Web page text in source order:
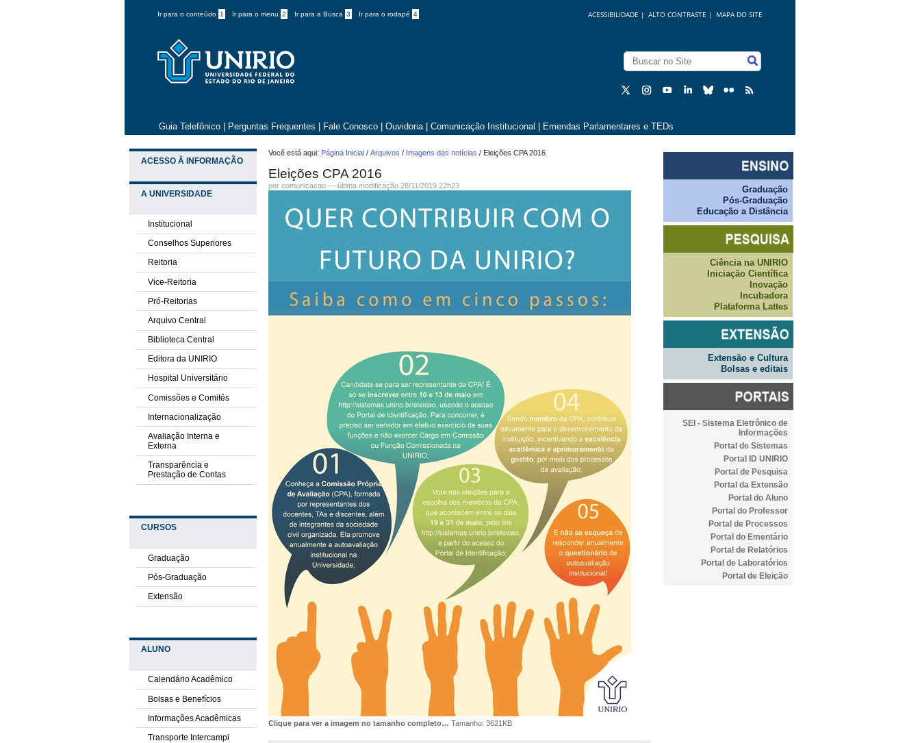
Ir para o conteúdo 1 Ir para o menu 2 Ir para a Busca 3 Ir para o rodapé 4 MAPA DO SITE
ALTO CONTRASTE |
ACESSIBILIDADE |
Guia Telefônico Perguntas Frequentes Fale Conosco Ouvidoria Comunicação Institucional Emendas Parlamentares e TEDs
ACESSO À INFORMAÇÃO
A UNIVERSIDADE
Institucional
Conselhos Superiores
Reitoria
Vice-Reitoria
Pró-Reitorias
Arquivo Central
Biblioteca Central
Editora da UNIRIO
Hospital Universitário
Comissões e Comitês
Internacionalização
Avaliação Interna e
Externa
Transparência e
Prestação de Contas
CURSOS
Graduação
Pós-Graduação
Extensão
ALUNO
Calendário Acadêmico
Bolsas e Benefícios
Informações Acadêmicas
Transporte Intercampi
Você está aqui: Página Inicial /Arquivos / Imagens das notícias / Eleições CPA 2016
Eleições CPA 2016
por comunicacao —última modificação 28/11/2019 22h23
Clique para ver a imagem no tamanho completo… Tamanho: 3621KB
Graduação
Pós-Graduação
Educação a Distância
Ciência na UNIRIO
Iniciação Científica
Inovação
Incubadora
Plataforma Lattes
Extensão e Cultura
Bolsas e editais
SEI - Sistema Eletrônico de
Informações
Portal de Sistemas
Portal ID UNIRIO
Portal de Pesquisa
Portal da Extensão
Portal do Aluno
Portal do Professor
Portal de Processos
Portal do Ementário
Portal de Relatórios
Portal de Laboratórios
Portal de Eleição